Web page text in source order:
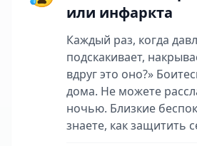
или инфаркта
Каждый раз, когда
подскакивает,
вдруг это оно?»
дома. Не можете
ночью. Близкие
знаете, как защитить